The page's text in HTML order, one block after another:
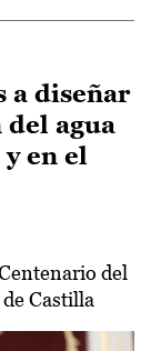
a diseñar
del agua
y en el
del
Castilla